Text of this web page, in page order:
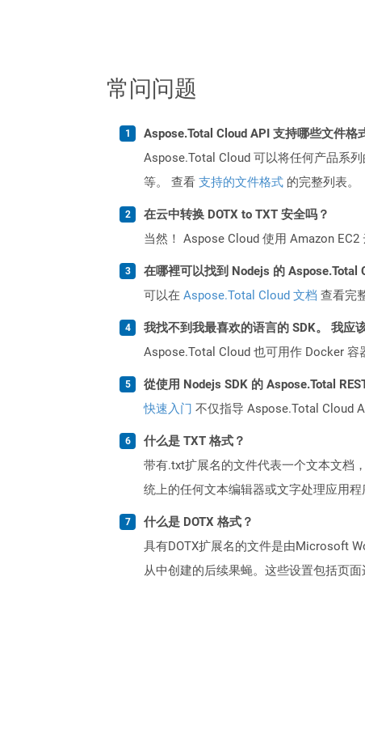
常问问题
Aspose.Total Cloud API 支持哪些文件格
Aspose.Total Cloud 可以将任何产品系列
等。 查看 支持的文件格式 的完整列表。
在云中转换 DOTX to TXT 安全吗？
当然！ Aspose Cloud 使用 Amazon
在哪裡可以找到 Nodejs 的 Aspose.Total
可以在 Aspose.Total Cloud 文档 查看完
我找不到我最喜欢的语言的 SDK。 我应
Aspose.Total Cloud 也可用作 Docker 容
從使用 Nodejs SDK 的 Aspose.Total
快速入门 不仅指导 Aspose.Total Cloud
什么是 TXT 格式？
带有.txt扩展名的文件代表一个文本文档
统上的任何文本编辑器或文字处理应用
什么是 DOTX 格式？
具有DOTX扩展名的文件是由Microsoft
从中创建的后续果蝇。这些设置包括页